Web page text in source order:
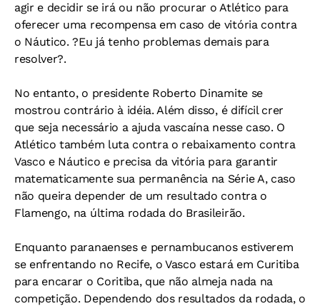
agir e decidir se irá ou não procurar o Atlético para
oferecer uma recompensa em caso de vitória contra
o Náutico. ?Eu já tenho problemas demais para
resolver?.
No entanto, o presidente Roberto Dinamite se
mostrou contrário à idéia. Além disso, é difícil crer
que seja necessário a ajuda vascaína nesse caso. O
Atlético também luta contra o rebaixamento contra
Vasco e Náutico e precisa da vitória para garantir
matematicamente sua permanência na Série A, caso
não queira depender de um resultado contra o
Flamengo, na última rodada do Brasileirão.
Enquanto paranaenses e pernambucanos estiverem
se enfrentando no Recife, o Vasco estará em Curitiba
para encarar o Coritiba, que não almeja nada na
competição. Dependendo dos resultados da rodada, o